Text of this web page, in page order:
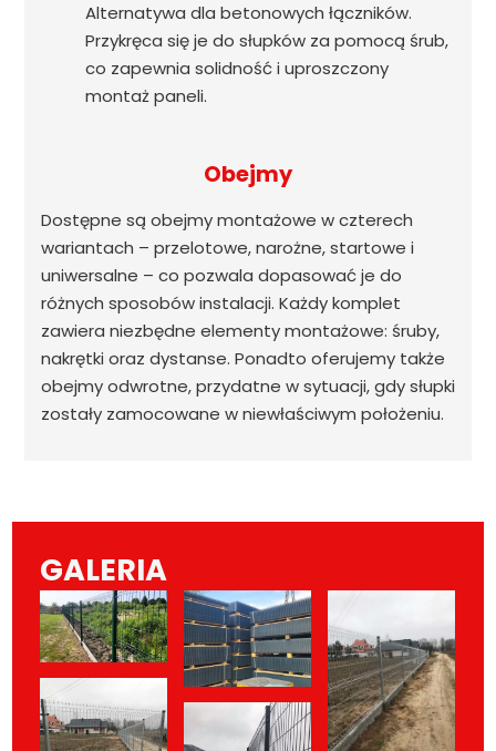
Alternatywa dla betonowych łączników.
Przykręca się je do słupków za pomocą śrub,
co zapewnia solidność i uproszczony
montaż paneli.
Obejmy
Dostępne są obejmy montażowe w czterech
wariantach – przelotowe, narożne, startowe i
uniwersalne – co pozwala dopasować je do
różnych sposobów instalacji. Każdy komplet
zawiera niezbędne elementy montażowe: śruby,
nakrętki oraz dystanse. Ponadto oferujemy także
obejmy odwrotne, przydatne w sytuacji, gdy słupki
zostały zamocowane w niewłaściwym położeniu.
GALERIA